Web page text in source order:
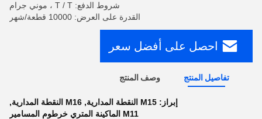
شروط الدفع: T / T ، موني جرام
القدرة على العرض: 10000 قطعة/شهر
احصل على أفضل سعر
تفاصيل المنتج وصف المنتج
إبراز: M15 النقطة المدارية , M16 النقطة المدارية
,
M11 الماكينة المتري خرطوم المسامير